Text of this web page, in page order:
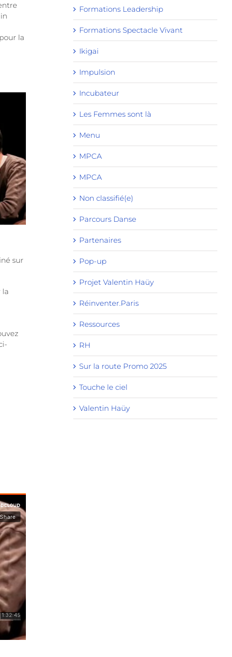
la
sur
la
Formations Leadership
Formations Spectacle Vivant
Ikigai
Impulsion
Incubateur
Les Femmes sont là
Menu
MPCA
MPCA
Non classifié(e)
Parcours Danse
Partenaires
Pop-up
Projet Valentin Haüy
Réinventer.Paris
Ressources
RH
Sur la route Promo 2025
Touche le ciel
Valentin Haüy